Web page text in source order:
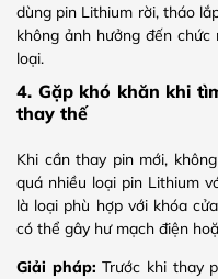
dùng pin Lithium rời, tháo
không ảnh hưởng đến
loại.
4. Gặp khó khăn khi
thay thế
Khi cần thay pin mới,
quá nhiều loại pin Lithium
là loại phù hợp với khóa
có thể gây hư mạch điện
Giải pháp: Trước khi thay